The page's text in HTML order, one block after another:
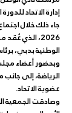
إدارة الاتحاد للدورة
جاء ذلك خلال
2026، الذي
الوطنية بدبي،
وبحضور أعضاء
عضوية الاتحاد.
وصادقت الجمعية